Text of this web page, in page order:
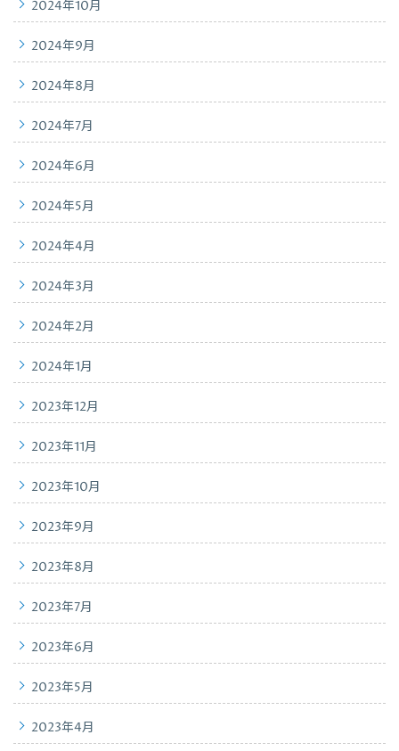
2024年10月
2024年9月
2024年8月
2024年7月
2024年6月
2024年5月
2024年4月
2024年3月
2024年2月
2024年1月
2023年12月
2023年11月
2023年10月
2023年9月
2023年8月
2023年7月
2023年6月
2023年5月
2023年4月